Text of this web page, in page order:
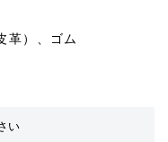
革）、ゴム
い